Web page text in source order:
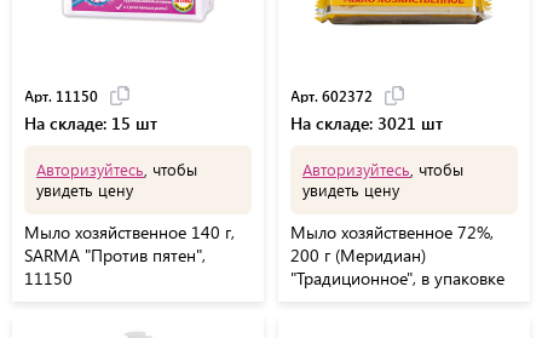
Арт. 11150
На складе: 15 шт
Авторизуйтесь , чтобы
увидеть цену
Мыло хозяйственное 140 г,
SARMA "Против пятен",
11150
Арт. 602372
На складе: 3021 шт
Авторизуйтесь , чтобы
увидеть цену
Мыло хозяйственное 72%,
200 г (Меридиан)
"Традиционное", в упаковке